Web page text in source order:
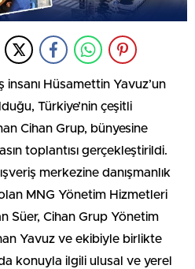
insanı Hüsamettin Yavuz’un
Türkiye’nin çeşitli
Cihan Grup, bünyesine
toplantısı gerçekleştirildi.
merkezine danışmanlık
MNG Yönetim Hizmetleri
Süer, Cihan Grup Yönetim
Yavuz ve ekibiyle birlikte
konuyla ilgili ulusal ve yerel